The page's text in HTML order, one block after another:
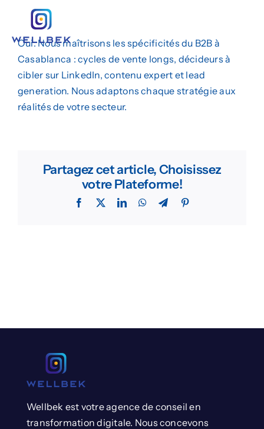
contenu
Création de Site Web
Design Graphique
Insights
Demander un Devis
Oui. Nous maîtrisons les spécificités du B2B à
Casablanca : cycles de vente longs, décideurs à
cibler sur LinkedIn, contenu expert et lead
generation. Nous adaptons chaque stratégie aux
réalités de votre secteur.
Partagez cet article, Choisissez
votre Plateforme!
Facebook
X LinkedInWhatsApp
TelegramPinterest
Wellbek est votre agence de conseil en
transformation digitale. Nous concevons